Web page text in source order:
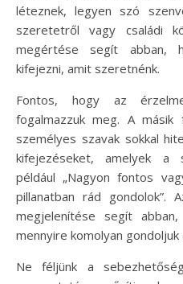
léteznek, legyen szó
szeretetről vagy családi
megértése segít abban,
kifejezni, amit szeretnénk.
Fontos, hogy az
fogalmazzuk meg. A
személyes szavak sokkal
kifejezéseket, amelyek a
például „Nagyon fontos
pillanatban rád gondolok”.
megjelenítése segít
mennyire komolyan gondoljuk
Ne féljünk a